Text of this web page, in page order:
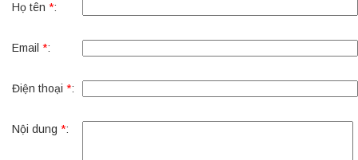
Họ tên *:
Email *:
Điện thoại *:
Nội dung *: